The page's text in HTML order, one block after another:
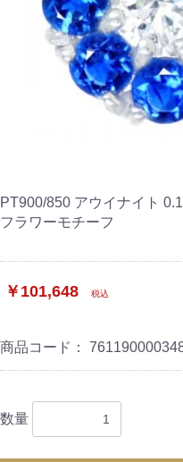
PT900/850 アウイナイト
フラワーモチーフ
￥101,648 税込
商品コード：
数量